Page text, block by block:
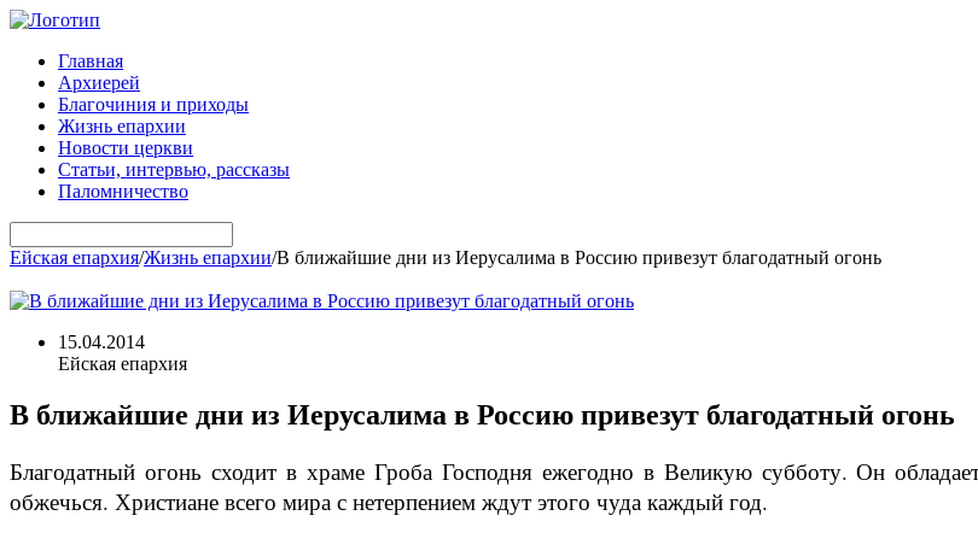
Главная
Архиерей
Благочиния и приходы
Жизнь епархии
Новости церкви
Статьи, интервью, рассказы
Паломничество
Ейская епархия/Жизнь епархии/В ближайшие дни из Иерусалима в Россию привезут благодатный огонь
15.04.2014
Ейская епархия
В ближайшие дни из Иерусалима в Россию привезут благодатный огонь
Благодатный огонь сходит в храме Гроба Господня ежегодно в Великую субботу. Он
обжечься. Христиане всего мира с нетерпением ждут этого чуда каждый год.